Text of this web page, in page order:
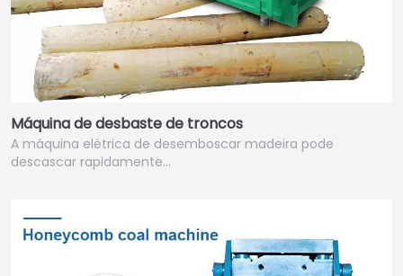
Máquina de desbaste de troncos
A máquina elétrica de desemboscar madeira pode
descascar rapidamente...